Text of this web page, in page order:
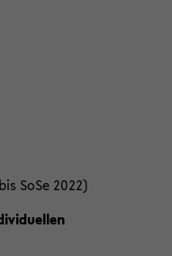
SoSe 2022)